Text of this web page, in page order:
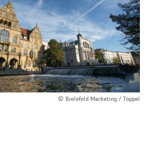
© Bielefeld Marketing / Toppel